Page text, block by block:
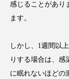
感じることがあり
ます。
しかし、1週間以
りする場合は、感
に眠れないほどの